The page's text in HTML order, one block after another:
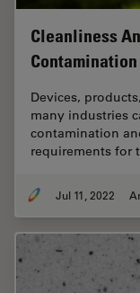
Cleanliness
Contamination
Devices,
many industries
contamination
requirements for
Jul 11, 2022